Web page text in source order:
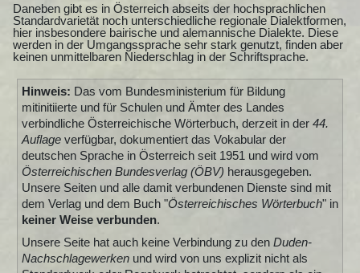
Daneben gibt es in Österreich abseits der hochsprachlichen
Standardvarietät noch unterschiedliche regionale Dialektformen,
hier insbesondere bairische und alemannische Dialekte. Diese
werden in der Umgangssprache sehr stark genutzt, finden aber
keinen unmittelbaren Niederschlag in der Schriftsprache.
Hinweis: Das vom Bundesministerium für Bildung
mitinitiierte und für Schulen und Ämter des Landes
verbindliche Österreichische Wörterbuch, derzeit in der 44.
Auflageverfügbar, dokumentiert das Vokabular der
deutschen Sprache in Österreich seit 1951 und wird vom
Österreichischen Bundesverlag (ÖBV) herausgegeben.
Unsere Seiten und alle damit verbundenen Dienste sind mit
dem Verlag und dem Buch "Österreichisches Wörterbuch" in
keiner Weise verbunden.
Unsere Seite hat auch keine Verbindung zu den Duden-
Nachschlagewerkenund wird von uns explizit nicht als